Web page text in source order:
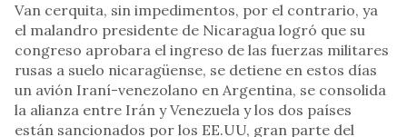
Van cerquita, sin impedimentos, por el contrario, ya
el malandro presidente de Nicaragua logró que su
congreso aprobara el ingreso de las fuerzas militares
rusas a suelo nicaragüense, se detiene en estos días
un avión Iraní-venezolano en Argentina, se consolida
la alianza entre Irán y Venezuela y los dos países
están sancionados por los EE.UU, gran parte del